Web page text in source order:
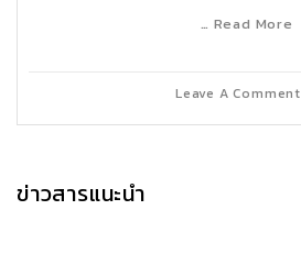
… Read More
Leave A Comment
ข่าวสารแนะนำ